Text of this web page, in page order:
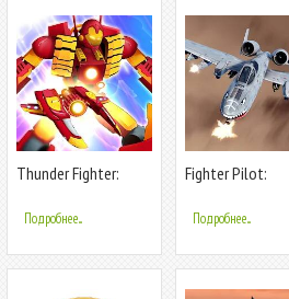
Thunder Fighter:
Подробнее...
Fighter Pilot:
Подробнее...